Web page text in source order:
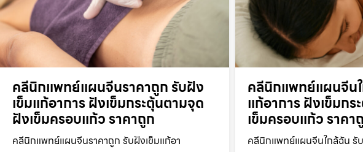
คลีนิกแพทย์แผนจีนราคาถูก รับฝัง
เข็มแก้อาการ ฝังเข็มกระตุ้นตามจุด
ฝังเข็มครอบแก้ว ราคาถูก
คลีนิกแพทย์แผนจีนราคาถูก รับฝังเข็มแก้อา
คลีนิกแพทย์แผนจีน
แก้อาการ ฝังเข็มก
เข็มครอบแก้ว ราคา
คลีนิกแพทย์แผนจีนใกล้ฉัน รั